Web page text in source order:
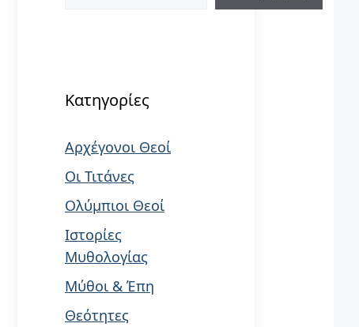
Κατηγορίες
Αρχέγονοι Θεοί
Οι Τιτάνες
Ολύμπιοι Θεοί
Ιστορίες
Μυθολογίας
Μύθοι & Έπη
Θεότητες